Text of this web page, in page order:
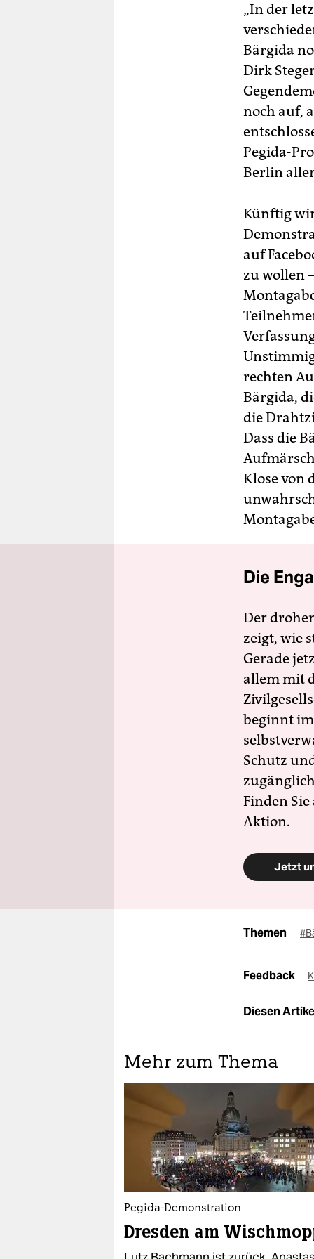
„In der
Bärgida
Dirk
noch auf,
Pegida-
Berlin
Künftig
auf
zu wollen
rechten
Bärgida,
die
Dass die
Klose von
Die
Der
zeigt, wie
Gerade
allem mit
beginnt
Schutz
Finden
Aktion.
Jetzt
Themen
Feedback
Diesen
Mehr zum Thema
Pegida-Demonstration
Dresden am